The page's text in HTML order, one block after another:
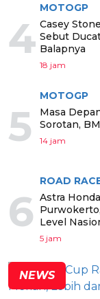
4
MOTOGP
Casey
Sebut
Balapnya
18 jam
5
MOTOGP
Masa
Sorotan,
14 jam
6
ROAD
Astra
Level
5 jam
NEWS